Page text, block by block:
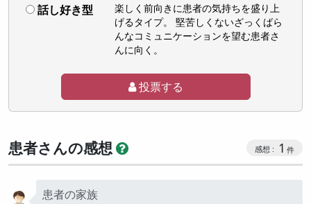
話し好き型
楽しく前向きに患者の気持ちを盛り上
げるタイプ。 堅苦しくないざっくばら
んなコミュニケーションを望む患者さ
んに向く。
投票する
患者さんの感想 1
患者の家族